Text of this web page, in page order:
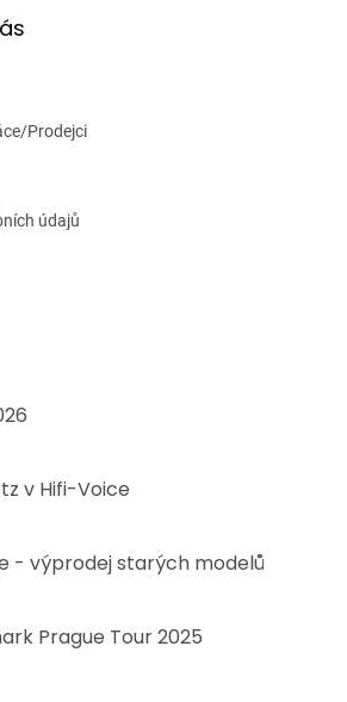
Prodejci
údajů
v Hifi-Voice
- výprodej starých modelů
Prague Tour 2025